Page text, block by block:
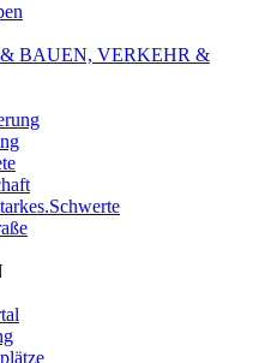
BAUEN, VERKEHR &